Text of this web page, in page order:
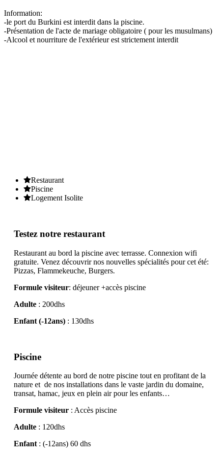
Information:
-le port du Burkini est interdit dans la piscine.
-Présentation de l'acte de mariage obligatoire ( pour les musulmans)
-Alcool et nourriture de l'extérieur est strictement interdit
Restaurant
Piscine
Logement Isolite
Testez notre restaurant
Restaurant au bord la piscine avec terrasse. Connexion wifi
gratuite. Venez découvrir nos nouvelles spécialités pour cet été:
Pizzas, Flammekeuche, Burgers.
Formule visiteur: déjeuner +accès piscine
Adulte : 200dhs
Enfant (-12ans) : 130dhs
Piscine
Journée détente au bord de notre piscine tout en profitant de la
nature et de nos installations dans le vaste jardin du domaine,
transat, hamac, jeux en plein air pour les enfants…
Formule visiteur : Accès piscine
Adulte : 120dhs
Enfant : (-12ans) 60 dhs